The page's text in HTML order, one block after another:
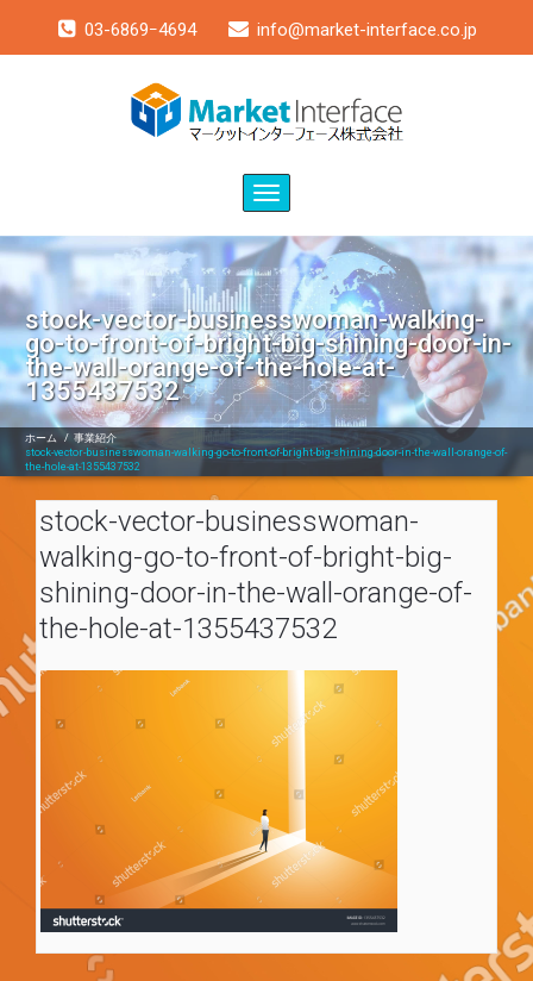
03-6869ｰ4694 info@market-interface.co.jp
Toggle
navigation
stock-vector-businesswoman-walking-
go-to-front-of-bright-big-shining-door-in-
the-wall-orange-of-the-hole-at-
1355437532
ホーム / 事業紹介
stock-vector-businesswoman-walking-go-to-front-of-bright-big-shining-door-in-the-wall-orange-of-
the-hole-at-1355437532
stock-vector-businesswoman-
walking-go-to-front-of-bright-big-
shining-door-in-the-wall-orange-of-
the-hole-at-1355437532